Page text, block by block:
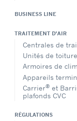
BUSINESS LINE
TRAITEMENT D'AIR
Centrales de
Unités de toiture
Armoires de
Appareils
Carrier® et
plafonds CVC
RÉGULATIONS